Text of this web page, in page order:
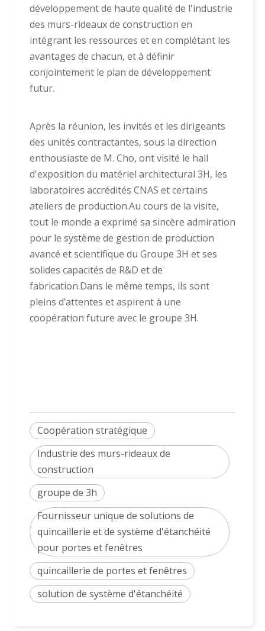
développement de haute qualité de l'industrie
des murs-rideaux de construction en
intégrant les ressources et en complétant les
avantages de chacun, et à définir
conjointement le plan de développement
futur.
Après la réunion, les invités et les dirigeants
des unités contractantes, sous la direction
enthousiaste de M. Cho, ont visité le hall
d'exposition du matériel architectural 3H, les
laboratoires accrédités CNAS et certains
ateliers de production.Au cours de la visite,
tout le monde a exprimé sa sincère admiration
pour le système de gestion de production
avancé et scientifique du Groupe 3H et ses
solides capacités de R&D et de
fabrication.Dans le même temps, ils sont
pleins d’attentes et aspirent à une
coopération future avec le groupe 3H.
Coopération stratégique
Industrie des murs-rideaux de
construction
groupe de 3h
Fournisseur unique de solutions de
quincaillerie et de système d'étanchéité
pour portes et fenêtres
quincaillerie de portes et fenêtres
solution de système d'étanchéité